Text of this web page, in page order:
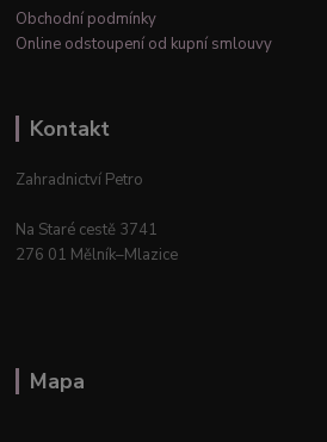
Obchodní podmínky
Online odstoupení od kupní smlouvy
Kontakt
Zahradnictví Petro
Na Staré cestě 3741
276 01 Mělník–Mlazice
Mapa